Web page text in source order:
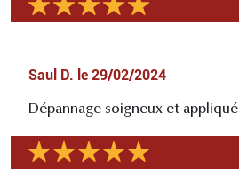
Saul D. le 29/02/2024
Dépannage soigneux et appliqué